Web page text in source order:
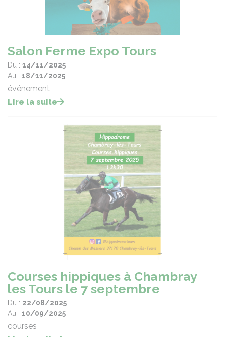
Salon Ferme Expo Tours
Du : 14/11/2025
Au : 18/11/2025
événement
Lire la suite
Courses hippiques à Chambray
les Tours le 7 septembre
Du : 22/08/2025
Au : 10/09/2025
courses